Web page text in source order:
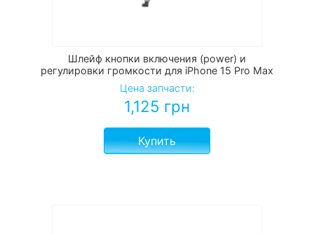
Шлейф кнопки включения (power) и
регулировки громкости для iPhone 15 Pro Max
Цена запчасти:
1,125 грн
Купить